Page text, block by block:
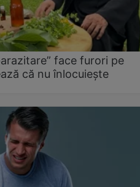
face furori pe
că nu înlocuiește